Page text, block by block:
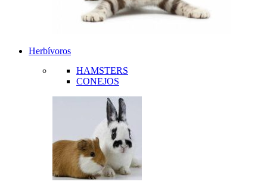
Herbívoros
HAMSTERS
CONEJOS